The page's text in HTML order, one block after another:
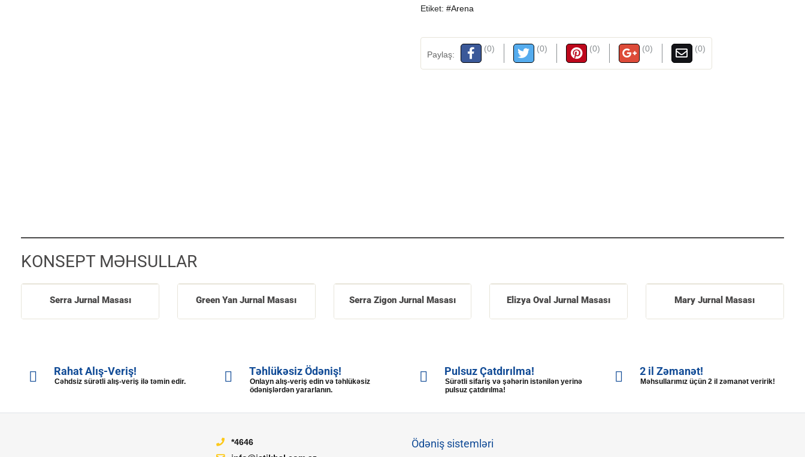
Etiket: #Arena
Paylaş:
(0) (0) (0) (0) (0)
KONSEPT MƏHSULLAR
Serra Jurnal Masası Green Yan Jurnal Masası Serra Zigon Jurnal Masası Elizya Oval Jurnal Masası Mary Jurnal Masası
Rahat Alış-Veriş!
Cəhdsiz sürətli alış-veriş ilə təmin edir.
Təhlükəsiz Ödəniş!
Onlayn alış-veriş edin və təhlükəsiz
ödənişlərdən yararlanın.
Pulsuz Çatdırılma!
Sürətli sifariş və şəhərin istənilən yerinə
pulsuz çatdırılma!
2 il Zəmanət!
Məhsullarımız üçün 2 il zəmanət veririk!
*4646
Ödəniş sistemləri